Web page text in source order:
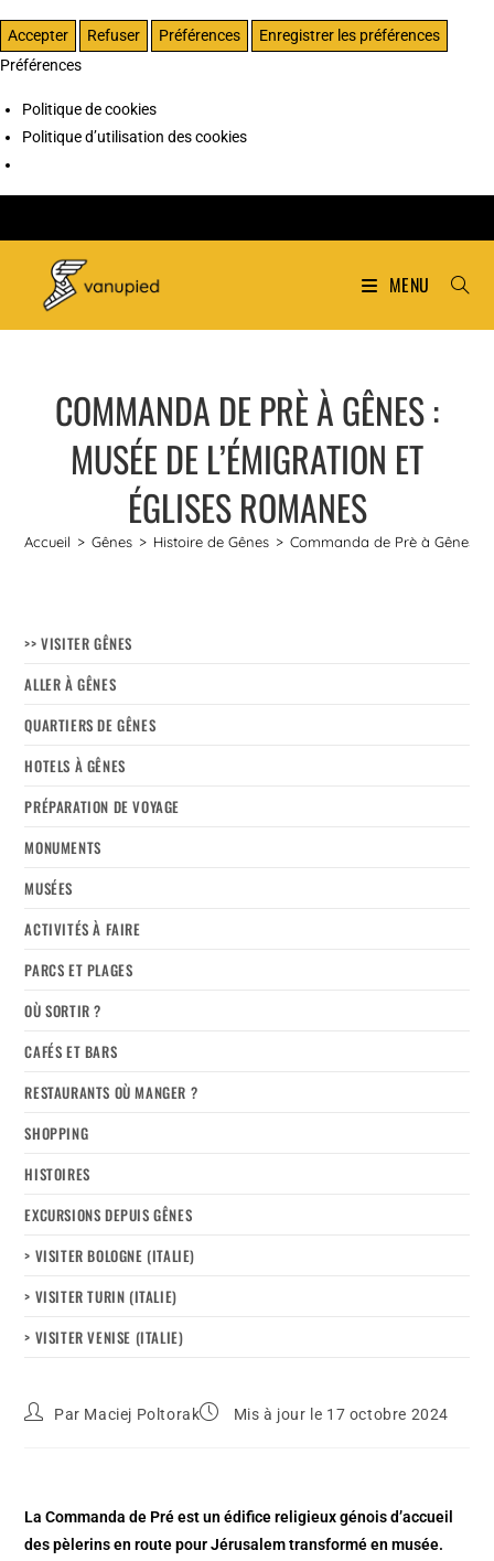
Accepter Refuser Préférences
Enregistrer les préférences
Préférences
Politique de cookies
Politique d’utilisation des cookies
MENU
COMMANDA DE PRÈ À GÊNES :
MUSÉE DE L’ÉMIGRATION ET
ÉGLISES ROMANES
Accueil > Gênes > Histoire de Gênes > Commanda de Prè à Gênes :
>> VISITER GÊNES
ALLER À GÊNES
QUARTIERS DE GÊNES
HOTELS À GÊNES
PRÉPARATION DE VOYAGE
MONUMENTS
MUSÉES
ACTIVITÉS À FAIRE
PARCS ET PLAGES
OÙ SORTIR ?
CAFÉS ET BARS
RESTAURANTS OÙ MANGER ?
SHOPPING
HISTOIRES
EXCURSIONS DEPUIS GÊNES
> VISITER BOLOGNE (ITALIE)
> VISITER TURIN (ITALIE)
> VISITER VENISE (ITALIE)
Par Maciej Poltorak Mis à jour le 17 octobre 2024
La Commanda de Pré est un édifice religieux génois d’accueil
des pèlerins en route pour Jérusalem transformé en musée.